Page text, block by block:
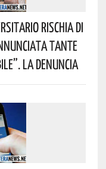
Rischia Di
Tante
La Denuncia